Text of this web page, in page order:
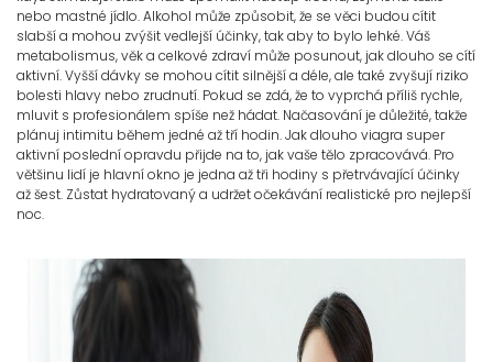
nebo mastné jídlo. Alkohol může způsobit, že se věci budou cítit
slabší a mohou zvýšit vedlejší účinky, tak aby to bylo lehké. Váš
metabolismus, věk a celkové zdraví může posunout, jak dlouho se cítí
aktivní. Vyšší dávky se mohou cítit silnější a déle, ale také zvyšují riziko
bolesti hlavy nebo zrudnutí. Pokud se zdá, že to vyprchá příliš rychle,
mluvit s profesionálem spíše než hádat. Načasování je důležité, takže
plánuj intimitu během jedné až tří hodin. Jak dlouho viagra super
aktivní poslední opravdu přijde na to, jak vaše tělo zpracovává. Pro
většinu lidí je hlavní okno je jedna až tři hodiny s přetrvávající účinky
až šest. Zůstat hydratovaný a udržet očekávání realistické pro nejlepší
noc.